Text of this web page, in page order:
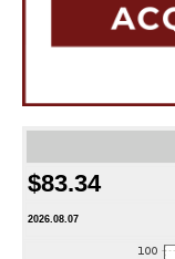
$83.34
2026.08.07